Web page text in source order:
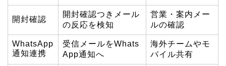
開封確認
開封確認つきメール
の反応を検知
営業・案内メー
ルの確認
WhatsApp
通知連携
受信メールをWhats
App通知へ
海外チームやモ
バイル共有